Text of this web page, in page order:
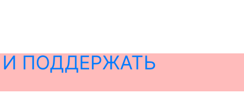
ПОДДЕРЖАТЬ